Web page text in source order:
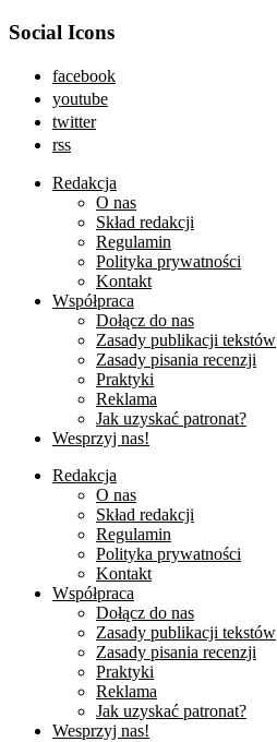
Social Icons
facebook
youtube
twitter
rss
Redakcja
O nas
Skład redakcji
Regulamin
Polityka prywatności
Kontakt
Współpraca
Dołącz do nas
Zasady publikacji tekstów
Zasady pisania recenzji
Praktyki
Reklama
Jak uzyskać patronat?
Wesprzyj nas!
Redakcja
O nas
Skład redakcji
Regulamin
Polityka prywatności
Kontakt
Współpraca
Dołącz do nas
Zasady publikacji tekstów
Zasady pisania recenzji
Praktyki
Reklama
Jak uzyskać patronat?
Wesprzyj nas!